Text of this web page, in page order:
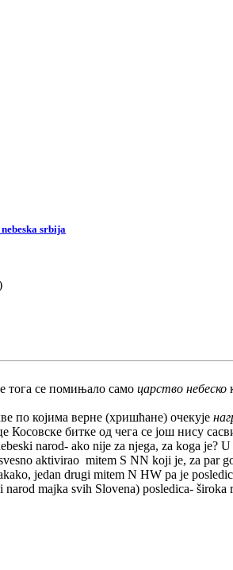
srbija
тога се помињало само царство небеско
по којима верне (хришћане) очекује
битке од чега се још нису
narod- ako nije za njega, za koga je?
aktivirao mitem S NN koji je, za par
jedan drugi mitem N HW pa je
majka svih Slovena) posledica-